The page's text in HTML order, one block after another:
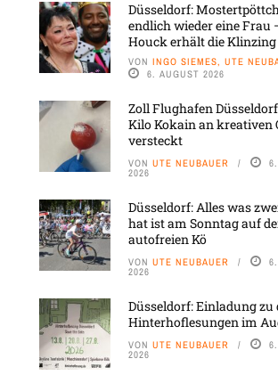
Düsseldorf:
endlich wieder eine Frau
Houck erhält die
VON INGO SIEMES, UTE
6. AUGUST 2026
Zoll Flughafen
Kilo Kokain an kreativen
versteckt
VON UTE NEUBAUER
2026
Düsseldorf: Alles was
hat ist am Sonntag auf
autofreien Kö
VON UTE NEUBAUER
2026
Düsseldorf: Einladung zu
Hinterhoflesungen im
VON UTE NEUBAUER
2026